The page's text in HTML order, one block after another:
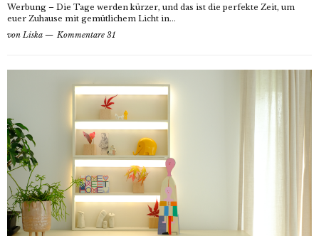
Werbung – Die Tage werden kürzer, und das ist die perfekte Zeit, um
euer Zuhause mit gemütlichem Licht in...
von Liska Kommentare 31